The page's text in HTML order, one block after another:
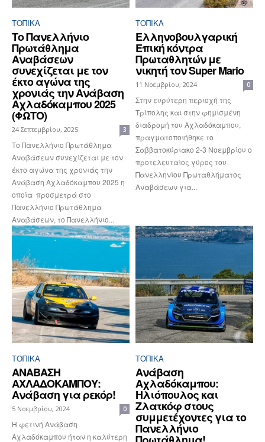
ΤΟΠΙΚΑ
Το Πανελλήνιο
Πρωτάθλημα
Αναβάσεων
συνεχίζεται με τον
έκτο αγώνα της
χρονιάς την Ανάβαση
Αχλαδόκαμπου 2025
(ΦΩΤΟ)
24 Σεπτεμβρίου, 2025 3
Το Πανελλήνιο Πρωτάθλημα
Αναβάσεων συνεχίζεται με τον
έκτο αγώνα της χρονιάς την
Ανάβαση Αχλαδόκαμπου 2025 η
οποία προσμετρά στο
Πανελλήνιο Πρωτάθλημα
Αναβάσεων, το Πανελλήνιο...
ΤΟΠΙΚΑ
Ελληνοβουλγαρική
Επική κόντρα
Πρωταθλητών με
νικητή τον Super Mario
11 Νοεμβρίου, 2024 0
Στην ευρύτερη περιοχή της
Τρίπολης και στην φημισμένη
διαδρομή του Αχλαδόκαμπου,
πραγματοποιήθηκε το
Σαββατοκύριακο 2-3 Νοεμβρίου ο
προτελευταίος γύρος του
Πανελληνίου Πρωταθλήματος
Αναβάσεων για...
ΤΟΠΙΚΑ
ΑΝΑΒΑΣΗ
ΑΧΛΑΔΟΚΑΜΠΟΥ:
Ανάβαση για ρεκόρ!
5 Νοεμβρίου, 2024 0
Η φετινή Ανάβαση
Αχλαδόκαμπου ήταν η καλύτερη
ΤΟΠΙΚΑ
Ανάβαση
Αχλαδόκαμπου:
Ηλιόπουλος και
Ζλατκόφ στους
συμμετέχοντες για το
Πανελλήνιο